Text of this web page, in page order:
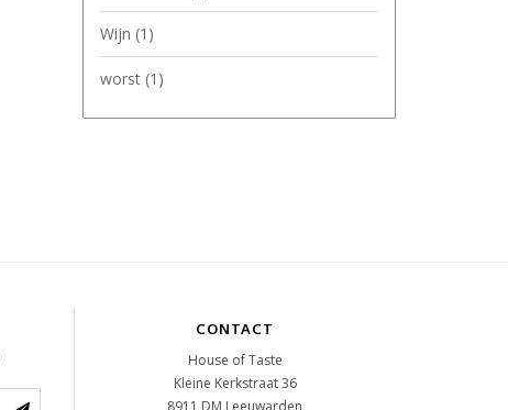
Wijn (1)
worst (1)
CONTACT
House of Taste
Kleine Kerkstraat 36
8911 DM Leeuwarden